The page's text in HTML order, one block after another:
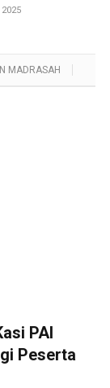
MADRASAH
PAI
Peserta